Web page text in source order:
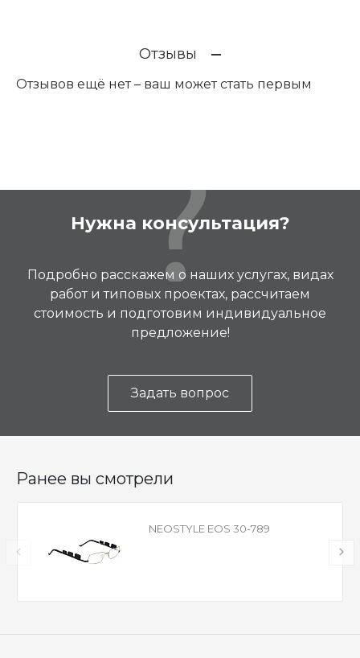
Отзывы
Отзывов ещё нет – ваш может стать первым
Нужна консультация?
Подробно расскажем о наших услугах, видах
работ и типовых проектах, рассчитаем
стоимость и подготовим индивидуальное
предложение!
Задать вопрос
Ранее вы смотрели
NEOSTYLE EOS 30-789